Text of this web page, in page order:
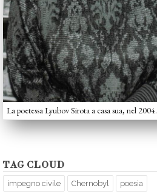
La poetessa Lyubov Sirota a casa sua, nel 2004.
TAG CLOUD
impegno civile Chernobyl poesia